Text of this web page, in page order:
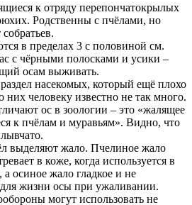
к отряду перепончатокрылых
Родственны с пчёлами, но
в пределах 3 с половиной см.
с чёрными полосками и усики –
осам выживать.
насекомых, который ещё плохо
них человеку известно не так много.
ос в зоологии – это «жалящее
к пчёлам и муравьям». Видно, что
выделяют жало. Пчелиное жало
в коже, когда используется в
а осиное жало гладкое и не
для жизни осы при ужаливании.
могут использовать не